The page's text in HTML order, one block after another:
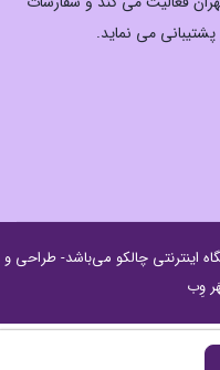
می نماید.
اینترنتی چالکو می‌باشد- طراحی و
وِب